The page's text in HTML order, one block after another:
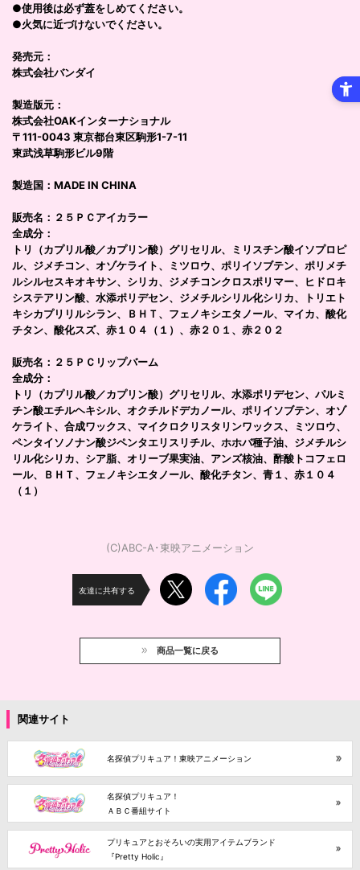
●使用後は必ず蓋をしめてください。
●火気に近づけないでください。
発売元：
株式会社バンダイ
製造版元：
株式会社OAKインターナショナル
〒111-0043 東京都台東区駒形1-7-11
東武浅草駒形ビル9階
製造国：MADE IN CHINA
販売名：２５ＰＣアイカラー
全成分：
トリ（カプリル酸／カプリン酸）グリセリル、ミリスチン酸イソプロピ
ル、ジメチコン、オゾケライト、ミツロウ、ポリイソブテン、ポリメチ
ルシルセスキオキサン、シリカ、ジメチコンクロスポリマー、ヒドロキ
システアリン酸、水添ポリデセン、ジメチルシリル化シリカ、トリエト
キシカプリリルシラン、ＢＨＴ、フェノキシエタノール、マイカ、酸化
チタン、酸化スズ、赤１０４（１）、赤２０１、赤２０２
販売名：２５ＰＣリップバーム
全成分：
トリ（カプリル酸／カプリン酸）グリセリル、水添ポリデセン、パルミ
チン酸エチルヘキシル、オクチルドデカノール、ポリイソブテン、オゾ
ケライト、合成ワックス、マイクロクリスタリンワックス、ミツロウ、
ペンタイソノナン酸ジペンタエリスリチル、ホホバ種子油、ジメチルシ
リル化シリカ、シア脂、オリーブ果実油、アンズ核油、酢酸トコフェロ
ール、ＢＨＴ、フェノキシエタノール、酸化チタン、青１、赤１０４
（１）
(C)ABC-A･東映アニメーション
友達に共有する
商品一覧に戻る
関連サイト
名探偵プリキュア！東映アニメーション
名探偵プリキュア！
ＡＢＣ番組サイト
プリキュアとおそろいの実用アイテムブランド
『Pretty Holic』